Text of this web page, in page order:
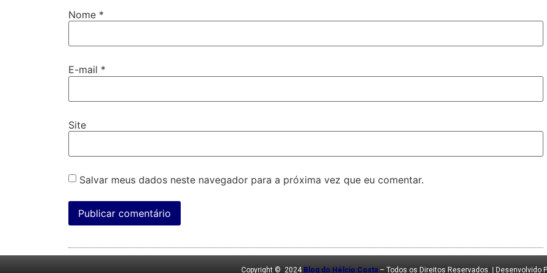
Nome *
E-mail *
Site
Salvar meus dados neste navegador para a próxima vez que eu comentar.
Copyright © 2024 Blog do Hélcio Costa – Todos os Direitos Reservados. | Desenvolvido